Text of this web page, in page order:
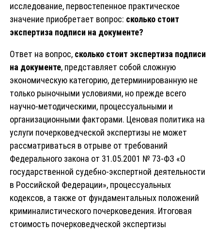
исследование, первостепенное практическое
значение приобретает вопрос: сколько стоит
экспертиза подписи на документе?
Ответ на вопрос, сколько стоит экспертиза подписи
на документе, представляет собой сложную
экономическую категорию, детерминированную не
только рыночными условиями, но прежде всего
научно-методическими, процессуальными и
организационными факторами. Ценовая политика на
услуги почерковедческой экспертизы не может
рассматриваться в отрыве от требований
Федерального закона от 31.05.2001 № 73-ФЗ «О
государственной судебно-экспертной деятельности
в Российской Федерации», процессуальных
кодексов, а также от фундаментальных положений
криминалистического почерковедения. Итоговая
стоимость почерковедческой экспертизы